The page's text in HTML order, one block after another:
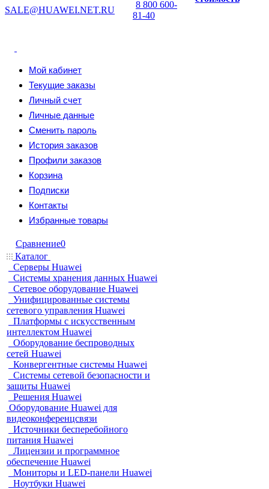
SALE@HUAWEI.NET.RU
8 800 600-
81-40
Мой кабинет
Текущие заказы
Личный счет
Личные данные
Сменить пароль
История заказов
Профили заказов
Корзина
Подписки
Контакты
Избранные товары
Сравнение0
Каталог
Серверы Huawei
Системы хранения данных Huawei
Сетевое оборудование Huawei
Унифицированные системы
сетевого управления Huawei
Платформы с искусственным
интеллектом Huawei
Оборудование беспроводных
сетей Huawei
Конвергентные системы Huawei
Системы сетевой безопасности и
защиты Huawei
Решения Huawei
Оборудование Huawei для
видеоконференцсвязи
Источники бесперебойного
питания Huawei
Лицензии и программное
обеспечение Huawei
Мониторы и LED-панели Huawei
Ноутбуки Huawei